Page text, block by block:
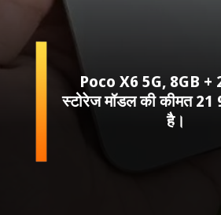
Poco X6 5G, 8GB +
स्टोरेज मॉडल की कीमत 21
है।